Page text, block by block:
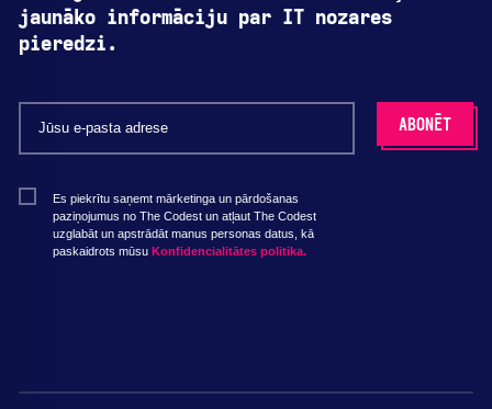
jaunāko informāciju par IT nozares
pieredzi.
Es piekrītu saņemt mārketinga un pārdošanas
paziņojumus no The Codest un atļaut The Codest
uzglabāt un apstrādāt manus personas datus, kā
paskaidrots mūsu Konfidencialitātes politika.